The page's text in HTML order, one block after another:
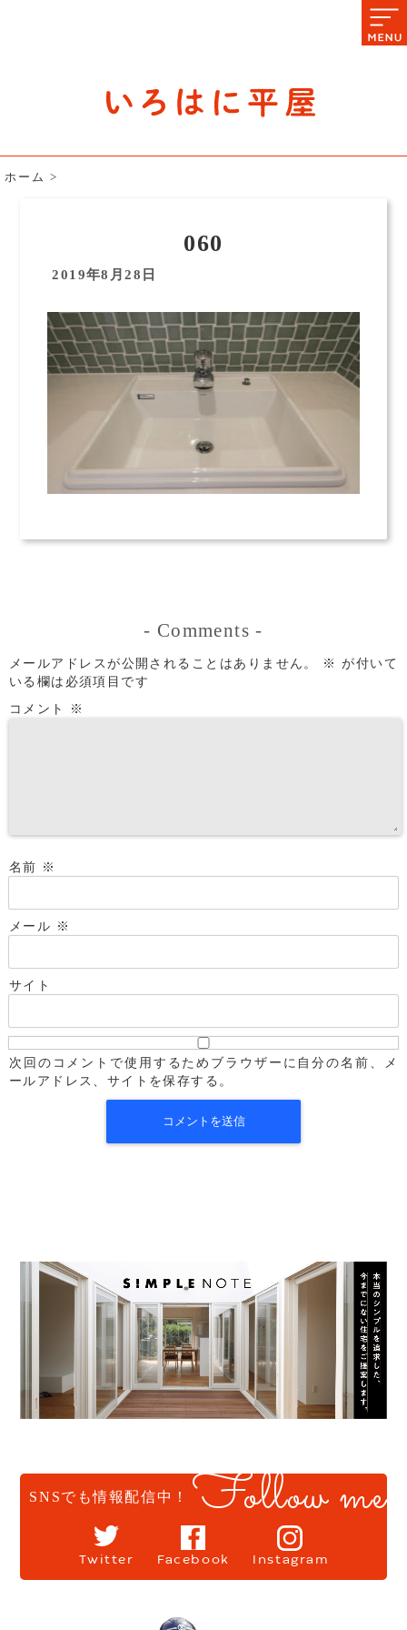
ホーム >
060
2019年8月28日
- Comments -
メールアドレスが公開されることはありません。 ※ が付いて
いる欄は必須項目です
コメント
※
名前 ※
メール ※
サイト
次回のコメントで使用するためブラウザーに自分の名前、メ
ールアドレス、サイトを保存する。
SNSでも情報配信中！ Follow me
Twitter Facebook Instagram